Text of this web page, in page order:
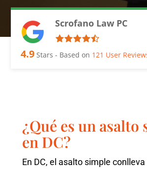
Scrofano Law PC
4.9 Stars - Based on 121 User
¿Qué es un asalto
en DC?
En DC, el asalto simple